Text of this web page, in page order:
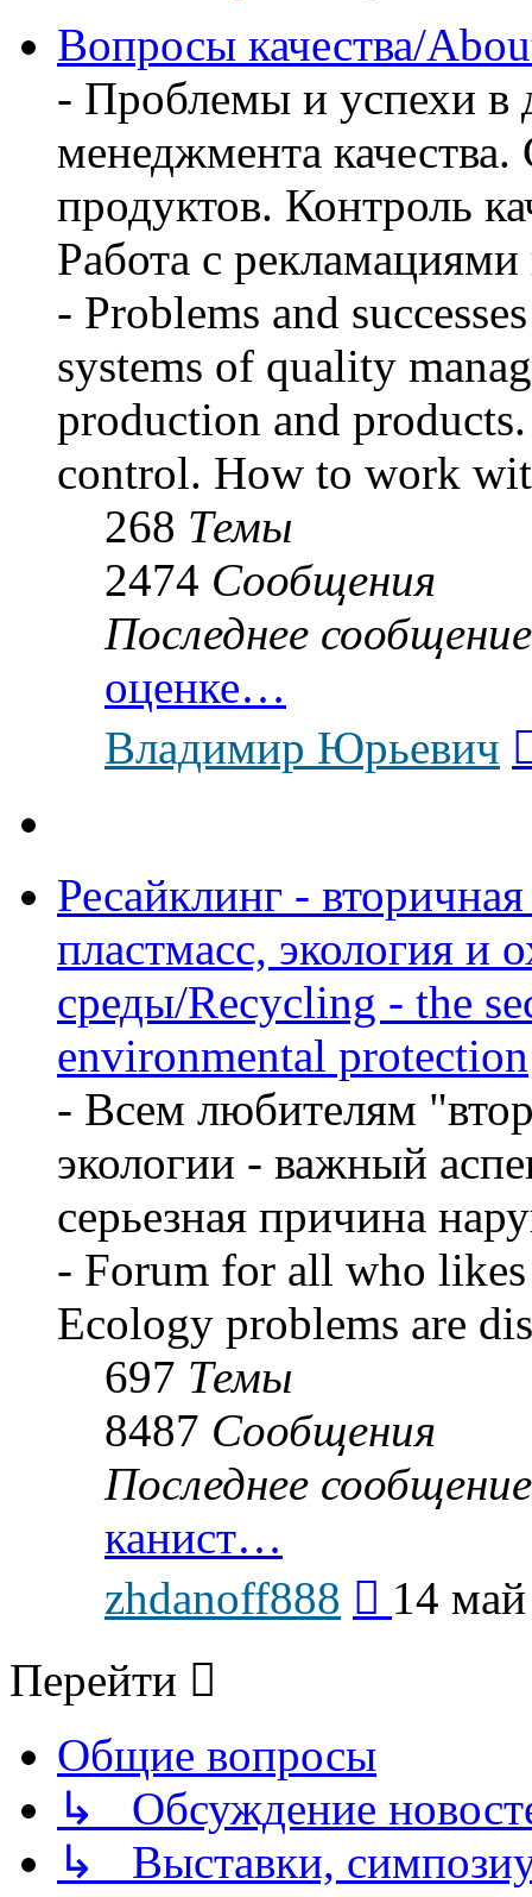
Вопросы качества/
- Проблемы и успехи в
менеджмента
продуктов. Контроль
Работа с рекламациями
- Problems and
systems of quality
production and
control. How to work
268 Темы
2474 Сообщения
Последнее сообщение
оценке…
Владимир Юрьевич
Ресайклинг -
пластмасс, экология и
среды/Recycling - the
environmental protection
- Всем любителям
экологии - важный
серьезная причина
- Forum for all who
Ecology problems are
697 Темы
8487 Сообщения
Последнее сообщение
канист…
zhdanoff888
последнему
14
Перейти
Общие вопросы
↳ Обсуждение
↳ Выставки,